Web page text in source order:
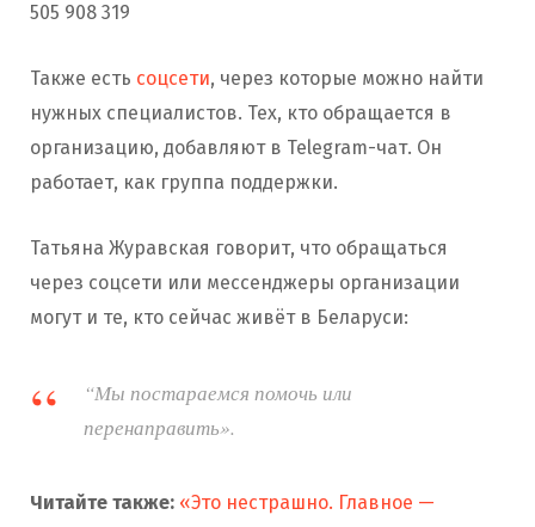
505 908 319
Также есть соцсети, через которые можно найти
нужных специалистов. Тех, кто обращается в
организацию, добавляют в Telegram-чат. Он
работает, как группа поддержки.
Татьяна Журавская говорит, что обращаться
через соцсети или мессенджеры организации
могут и те, кто сейчас живёт в Беларуси:
“Мы постараемся помочь или
перенаправить».
Читайте также: «Это нестрашно. Главное —